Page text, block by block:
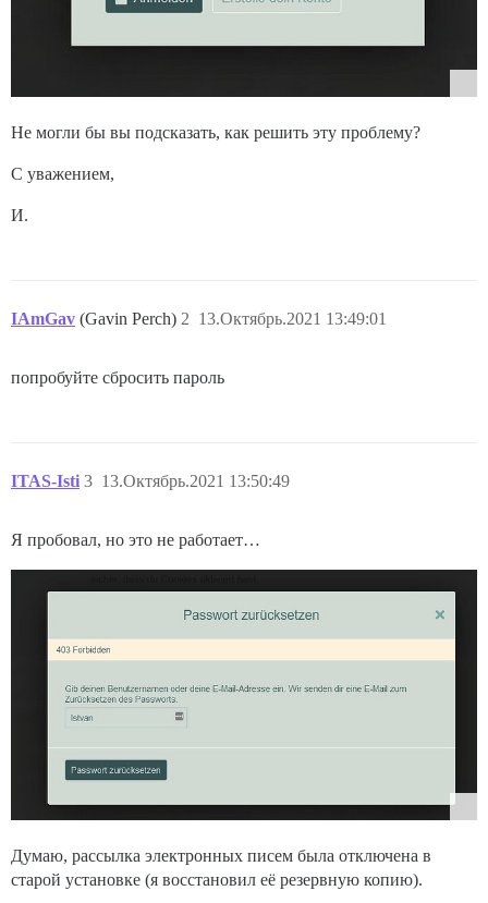
Не могли бы вы подсказать, как решить эту проблему?
С уважением,
И.
IAmGav (Gavin Perch) 13.Октябрь.2021 13:49:01
2
попробуйте сбросить пароль
ITAS-Isti 13.Октябрь.2021 13:50:49
3
Я пробовал, но это не работает…
Думаю, рассылка электронных писем была отключена в
старой установке (я восстановил её резервную копию).